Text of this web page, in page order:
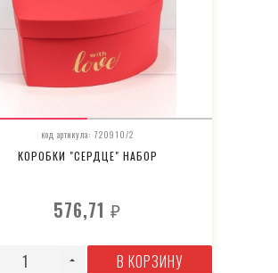
код артикула: 720910/2
КОРОБКИ "СЕРДЦЕ" НАБОР
576,71₽
В КОРЗИНУ